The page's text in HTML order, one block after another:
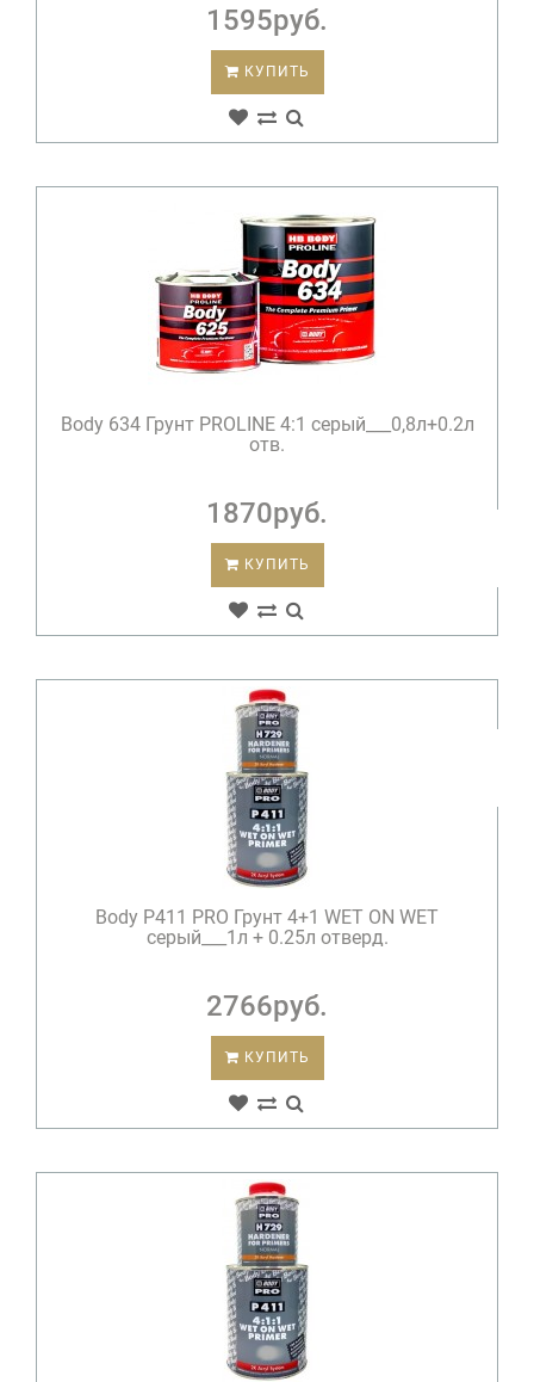
1595руб.
КУПИТЬ
Body 634 Грунт PROLINE 4:1 серый___0,8л+0.2л
отв.
1870руб.
КУПИТЬ
Body P411 PRO Грунт 4+1 WET ON WET
серый___1л + 0.25л отверд.
2766руб.
КУПИТЬ